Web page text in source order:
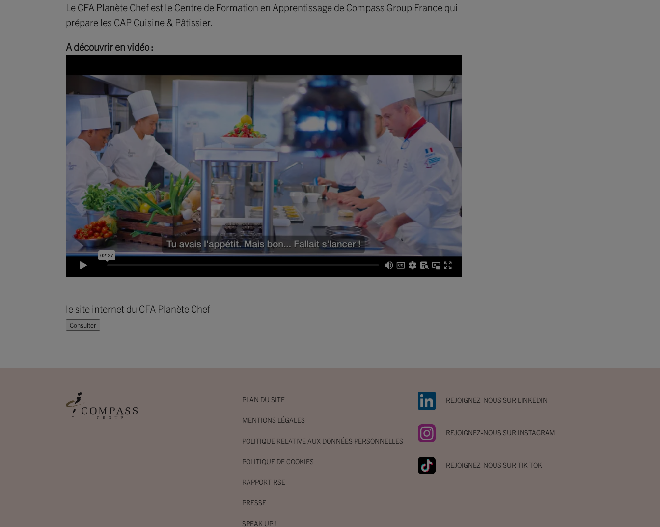
Le CFA Planète Chef est le Centre de Formation en Apprentissage de Compass Group France qui
prépare les CAP Cuisine & Pâtissier.
A découvrir en vidéo :
le site internet du CFA Planète Chef
Consulter
PLAN DU SITE
MENTIONS LÉGALES
POLITIQUE RELATIVE AUX DONNÉES PERSONNELLES
POLITIQUE DE COOKIES
RAPPORT RSE
PRESSE
SPEAK UP !
REJOIGNEZ-NOUS SUR LINKEDIN
REJOIGNEZ-NOUS SUR INSTAGRAM
REJOIGNEZ-NOUS SUR TIK TOK